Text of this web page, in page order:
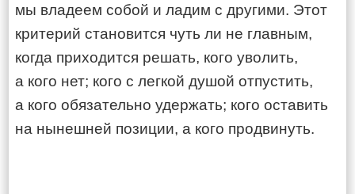
мы владеем собой и ладим с другими. Этот
критерий становится чуть ли не главным,
когда приходится решать, кого уволить,
а кого нет; кого с легкой душой отпустить,
а кого обязательно удержать; кого оставить
на нынешней позиции, а кого продвинуть.